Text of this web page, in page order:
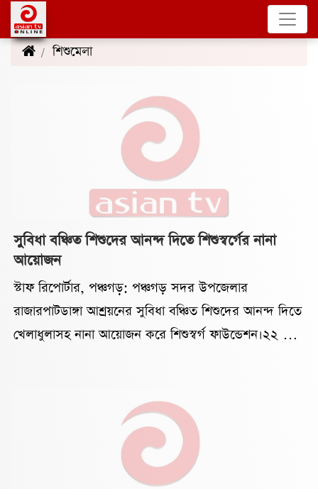
শিশুমেলা
সুবিধা বঞ্চিত শিশুদের আনন্দ দিতে শিশুস্বর্গের নানা
আয়োজন
স্টাফ রিপোর্টার, পঞ্চগড়: পঞ্চগড় সদর উপজেলার
রাজারপাটডাঙ্গা আশ্রয়নের সুবিধা বঞ্চিত শিশুদের আনন্দ দিতে
খেলাধুলাসহ নানা আয়োজন করে শিশুস্বর্গ ফাউন্ডেশন।২২ মে
ধরনের খেলার আয়োজন করে স্বেচ্ছাসেবী সংগঠনটির তরুণরা।
বিভিন্ন গ্রুপে খেলায় অংশ নেয় শতাধিক শিক্ষার্থী।এ সময়
উচ্ছ্বসিত শিশুদের সাথে আনন্দে মাতেন অভিভাবকরাও। তাদের
জন্যেও মিউজিক্যাল বল খেলার আয়োজন করা হয়। খেলা